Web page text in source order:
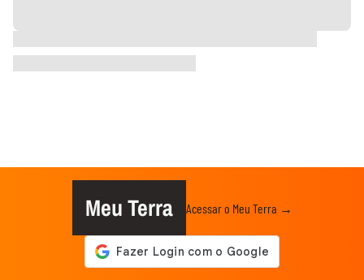
Meu Terra Acessar o Meu Terra →